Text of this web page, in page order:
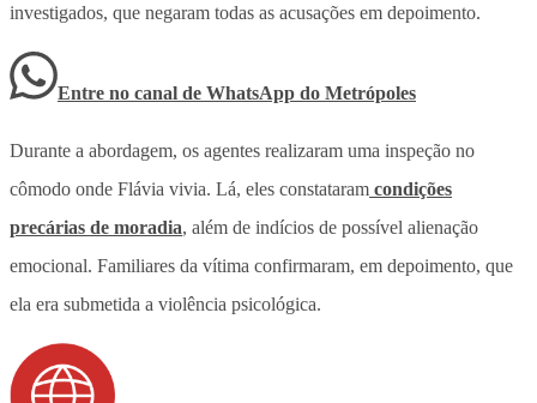
investigados, que negaram todas as acusações em depoimento.
Entre no canal de WhatsApp do Metrópoles
Durante a abordagem, os agentes realizaram uma inspeção no
cômodo onde Flávia vivia. Lá, eles constataram condições
precárias de moradia, além de indícios de possível alienação
emocional. Familiares da vítima confirmaram, em depoimento, que
ela era submetida a violência psicológica.